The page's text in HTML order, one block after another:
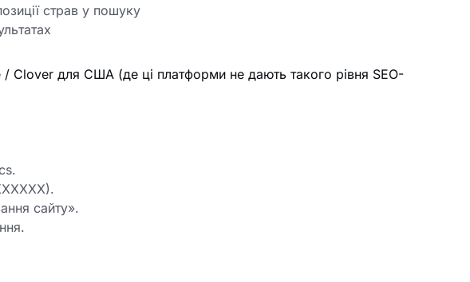
страв у пошуку
Clover для США (де ці платформи не дають такого рівня SEO-
сайту».